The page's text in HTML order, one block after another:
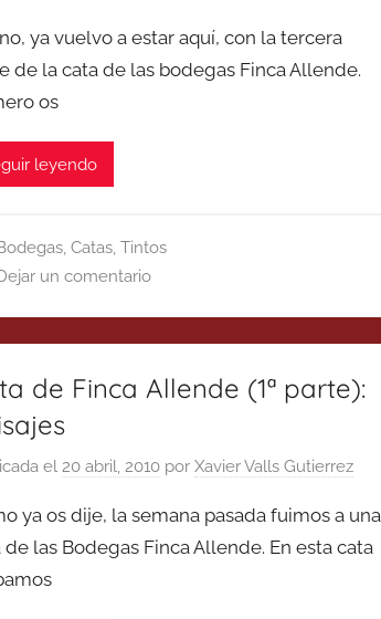
ya vuelvo a estar aquí, con la tercera
de la cata de las bodegas Finca Allende.
os
leyendo
, Catas, Tintos
un comentario
de Finca Allende (1ª parte):
el20 abril, 2010 porXavier Valls Gutierrez
ya os dije, la semana pasada fuimos a una
de las Bodegas Finca Allende. En esta cata